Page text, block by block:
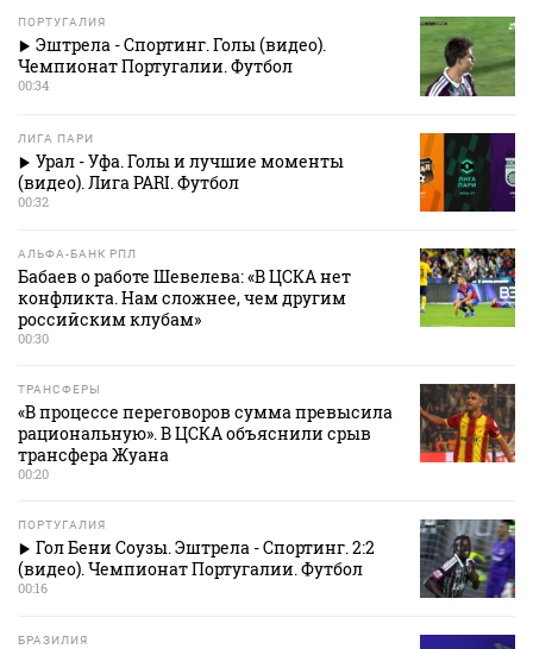
ПОРТУГАЛИЯ
Эштрела - Спортинг. Голы (видео).
Чемпионат Португалии. Футбол
00:34
ЛИГА ПАРИ
Урал - Уфа. Голы и лучшие моменты
(видео). Лига PARI. Футбол
00:32
АЛЬФА-БАНК РПЛ
Бабаев о работе Шевелева: «В ЦСКА нет
конфликта. Нам сложнее, чем другим
российским клубам»
00:30
ТРАНСФЕРЫ
«В процессе переговоров сумма превысила
рациональную». В ЦСКА объяснили срыв
трансфера Жуана
00:20
ПОРТУГАЛИЯ
Гол Бени Соузы. Эштрела - Спортинг. 2:2
(видео). Чемпионат Португалии. Футбол
00:16
БРАЗИЛИЯ